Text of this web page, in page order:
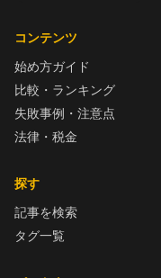
コンテンツ
始め方ガイド
比較・ランキング
失敗事例・注意点
法律・税金
探す
記事を検索
タグ一覧